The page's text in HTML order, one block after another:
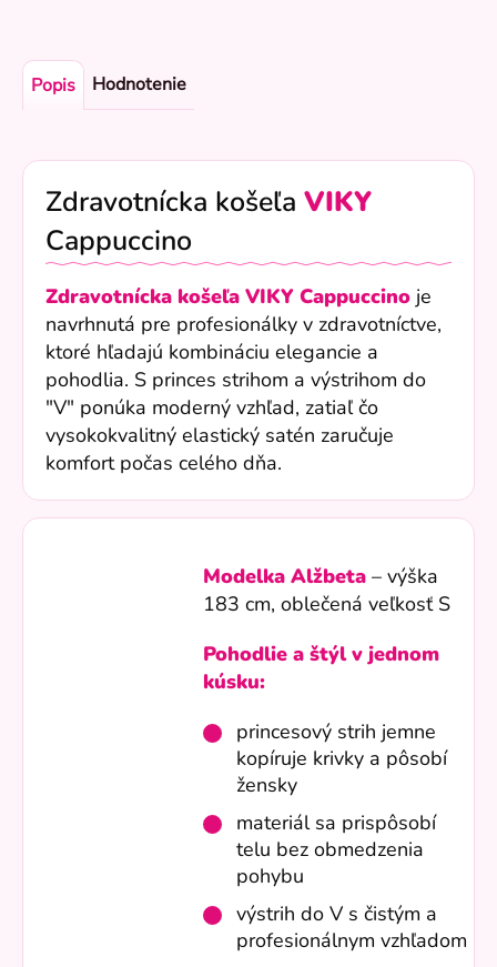
Popis Hodnotenie
Zdravotnícka košeľa VIKY
Cappuccino
Zdravotnícka košeľa VIKY Cappuccino je
navrhnutá pre profesionálky v zdravotníctve,
ktoré hľadajú kombináciu elegancie a
pohodlia. S princes strihom a výstrihom do
"V" ponúka moderný vzhľad, zatiaľ čo
vysokokvalitný elastický satén zaručuje
komfort počas celého dňa.
Modelka Alžbeta – výška
183 cm, oblečená veľkosť S
Pohodlie a štýl v jednom
kúsku:
princesový strih jemne
kopíruje krivky a pôsobí
žensky
materiál sa prispôsobí
telu bez obmedzenia
pohybu
výstrih do V s čistým a
profesionálnym vzhľadom